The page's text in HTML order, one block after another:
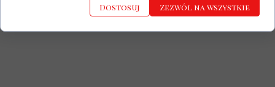
Dostosuj Zezwól na wszystkie